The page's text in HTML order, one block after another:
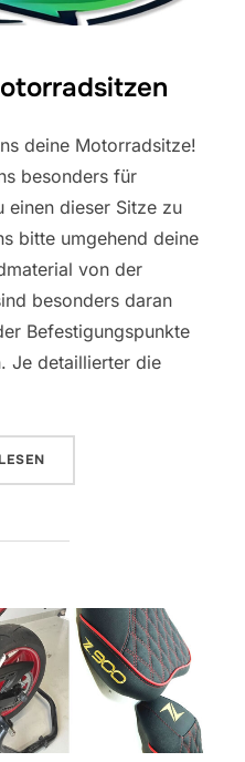
deine Motorradsitze!
besonders für
dieser Sitze zu
bitte umgehend deine
von der
besonders daran
Befestigungspunkte
Je detaillierter die
ÜBER „ANKAUF VON
LESEN